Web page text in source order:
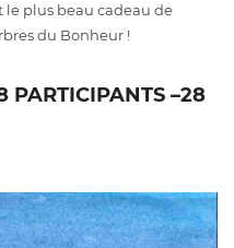
le plus beau cadeau de
du Bonheur !
PARTICIPANTS –28